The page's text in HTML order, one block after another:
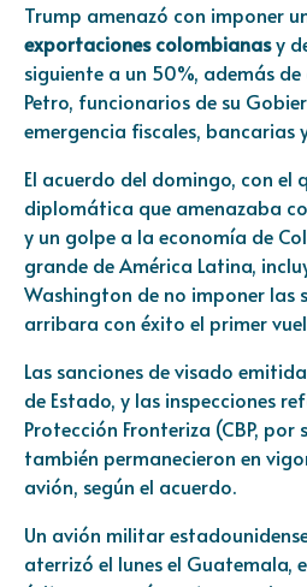
Trump amenazó con imponer
exportaciones colombianasy
siguiente a un 50%, además
Petro, funcionarios de su
emergencia fiscales, bancarias
El acuerdo del domingo, con el
diplomática que amenazaba
y un golpe a la economía de
grande de América Latina,
Washington de no imponer las
arribara con éxito el primer
Las sanciones de visado
de Estado, y las inspecciones
Protección Fronteriza (CBP, por
también permanecieron en
avión, según el acuerdo.
Un avión militar
aterrizó el lunes el Guatemala,